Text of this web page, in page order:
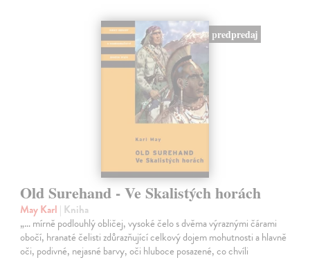
predpredaj
Old Surehand - Ve Skalistých horách
May Karl | Kniha
„… mírně podlouhlý obličej, vysoké čelo s dvěma výraznými čárami
obočí, hranaté čelisti zdůrazňující celkový dojem mohutnosti a hlavně
oči, podivné, nejasné barvy, oči hluboce posazené, co chvíli